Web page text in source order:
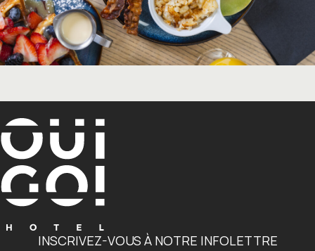
INSCRIVEZ-VOUS À NOTRE INFOLETTRE